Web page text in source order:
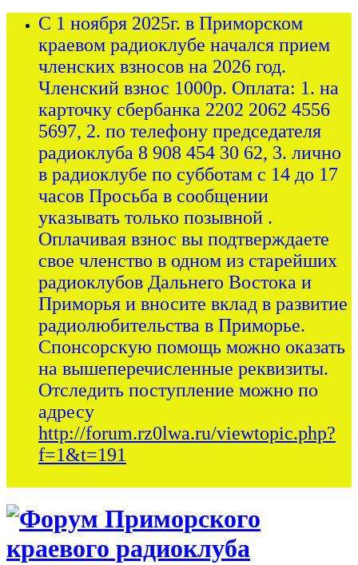
С 1 ноября 2025г. в Приморском
краевом радиоклубе начался прием
членских взносов на 2026 год.
Членский взнос 1000р. Оплата: 1. на
карточку сбербанка 2202 2062 4556
5697, 2. по телефону председателя
радиоклуба 8 908 454 30 62, 3. лично
в радиоклубе по субботам с 14 до 17
часов Просьба в сообщении
указывать только позывной .
Оплачивая взнос вы подтверждаете
свое членство в одном из старейших
радиоклубов Дальнего Востока и
Приморья и вносите вклад в развитие
радиолюбительства в Приморье.
Спонсорскую помощь можно оказать
на вышеперечисленные реквизиты.
Отследить поступление можно по
адресу
http://forum.rz0lwa.ru/viewtopic.php?
f=1&t=191